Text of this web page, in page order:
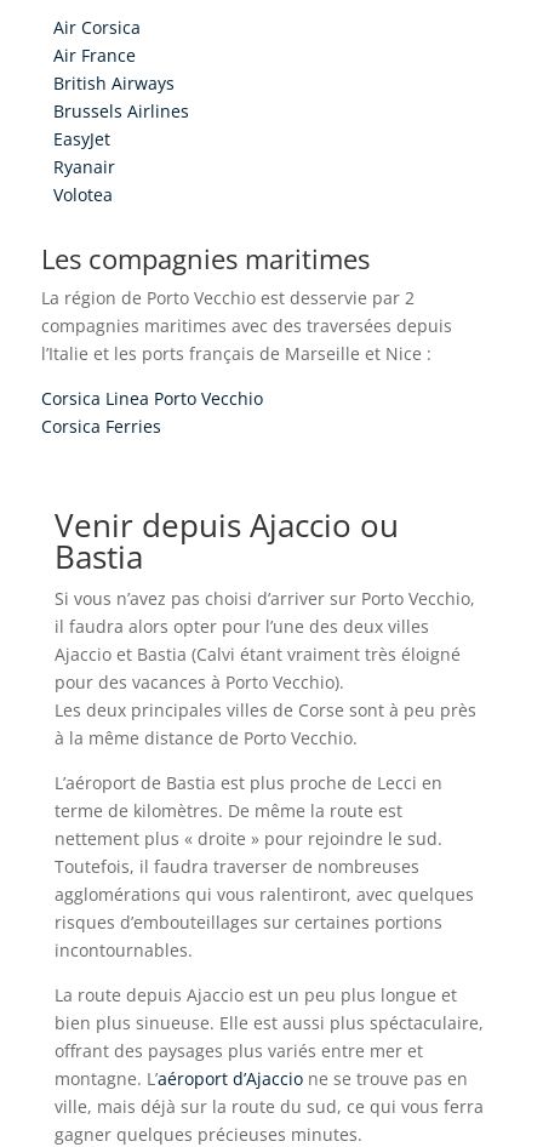
Air Corsica
Air France
British Airways
Brussels Airlines
EasyJet
Ryanair
Volotea
Les compagnies maritimes
La région de Porto Vecchio est desservie par 2
compagnies maritimes avec des traversées depuis
l’Italie et les ports français de Marseille et Nice :
Corsica Linea Porto Vecchio
Corsica Ferries
Venir depuis Ajaccio ou
Bastia
Si vous n’avez pas choisi d’arriver sur Porto Vecchio,
il faudra alors opter pour l’une des deux villes
Ajaccio et Bastia (Calvi étant vraiment très éloigné
pour des vacances à Porto Vecchio).
Les deux principales villes de Corse sont à peu près
à la même distance de Porto Vecchio.
L’aéroport de Bastia est plus proche de Lecci en
terme de kilomètres. De même la route est
nettement plus « droite » pour rejoindre le sud.
Toutefois, il faudra traverser de nombreuses
agglomérations qui vous ralentiront, avec quelques
risques d’embouteillages sur certaines portions
incontournables.
La route depuis Ajaccio est un peu plus longue et
bien plus sinueuse. Elle est aussi plus spéctaculaire,
offrant des paysages plus variés entre mer et
montagne. L’aéroport d’Ajaccione se trouve pas en
ville, mais déjà sur la route du sud, ce qui vous ferra
gagner quelques précieuses minutes.